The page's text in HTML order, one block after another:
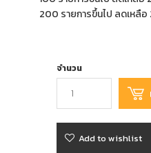
200 รายการขึ้นไป ลดเหลื
จำนวน
Add to wishlist